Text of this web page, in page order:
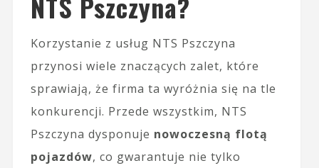
Korzystanie z usług NTS Pszczyna
przynosi wiele znaczących zalet, które
sprawiają, że firma ta wyróżnia się na tle
konkurencji. Przede wszystkim, NTS
Pszczyna dysponuje nowoczesną flotą
pojazdów, co gwarantuje nie tylko